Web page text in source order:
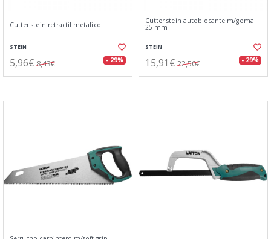
Cutter stein retractil metalico
STEIN
5,96€ 8,43€ - 29%
Cutter stein autoblocante m/goma
25 mm
STEIN
15,91€ 22,50€ - 29%